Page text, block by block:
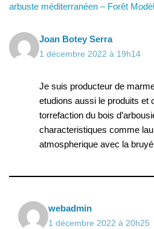
arbuste méditerranéen – Forêt
Joan Botey Serra
1 décembre 2022 à 19h14
Je suis producteur de
etudions aussi le produits et
torrefaction du bois
characteristiques comme
atmospherique avec la
webadmin
1 décembre 2022 à 20h25